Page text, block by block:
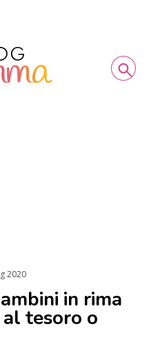
2020
in rima
tesoro o